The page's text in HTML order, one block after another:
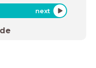
next